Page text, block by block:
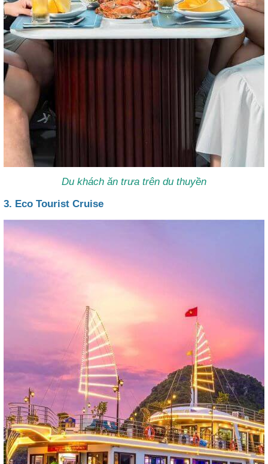
Du khách ăn trưa trên du thuyền
3. Eco Tourist Cruise